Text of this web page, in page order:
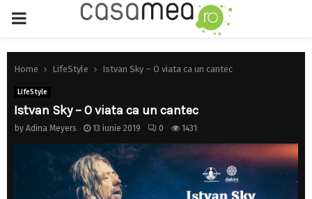
PRIMARY
MENU
Home LifeStyle Istvan Sky – O viata ca un cantec
LifeStyle
Istvan Sky – O viata ca un cantec
by Adina Meyers 13 iunie 2019 0 1431